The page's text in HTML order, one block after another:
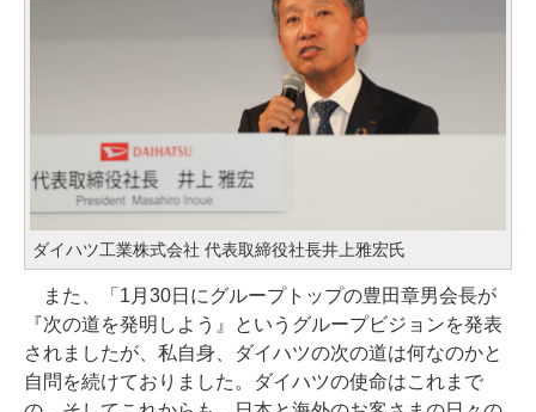
ダイハツ工業株式会社 代表取締役社長井上雅宏氏
また、「1月30日にグループトップの豊田章男会長が
『次の道を発明しよう』というグループビジョンを発表
されましたが、私自身、ダイハツの次の道は何なのかと
自問を続けておりました。ダイハツの使命はこれまで